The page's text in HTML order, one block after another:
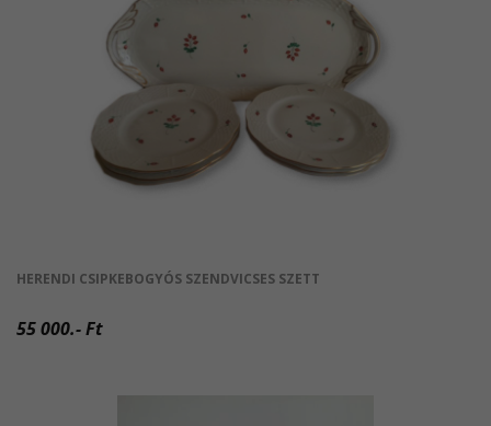
HERENDI CSIPKEBOGYÓS SZENDVICSES SZETT
55 000.- Ft